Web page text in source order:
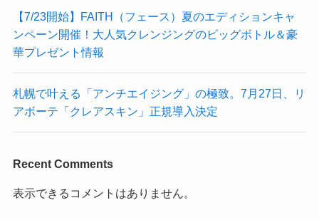
【7/23開始】FAITH（フェース）夏のエディションキャ
ンペーン開催！大人気クレンジングのビッグボトル＆豪
華プレゼント情報
札幌で叶える「アンチエイジング」の極致。7月27日、リ
アボーテ「クレアスキン」正規導入決定
Recent Comments
表示できるコメントはありません。